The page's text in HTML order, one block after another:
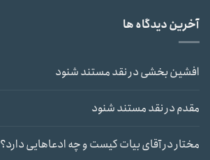
آخرین دیدگاه ها
افشین بخشیدرنقد مستند شنود
مقدمدرنقد مستند شنود
مختاردرآقای بیات کیست و چه ادعاهایی دارد؟